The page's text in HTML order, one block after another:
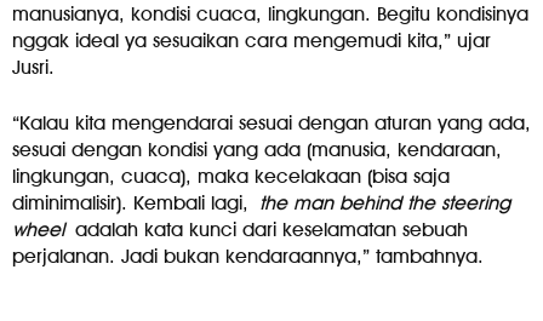
manusianya, kondisi cuaca, lingkungan. Begitu kondisinya
nggak ideal ya sesuaikan cara mengemudi kita,” ujar
Jusri.
“Kalau kita mengendarai sesuai dengan aturan yang ada,
sesuai dengan kondisi yang ada (manusia, kendaraan,
lingkungan, cuaca), maka kecelakaan (bisa saja
diminimalisir). Kembali lagi, the man behind the steering
wheeladalah kata kunci dari keselamatan sebuah
perjalanan. Jadi bukan kendaraannya,” tambahnya.